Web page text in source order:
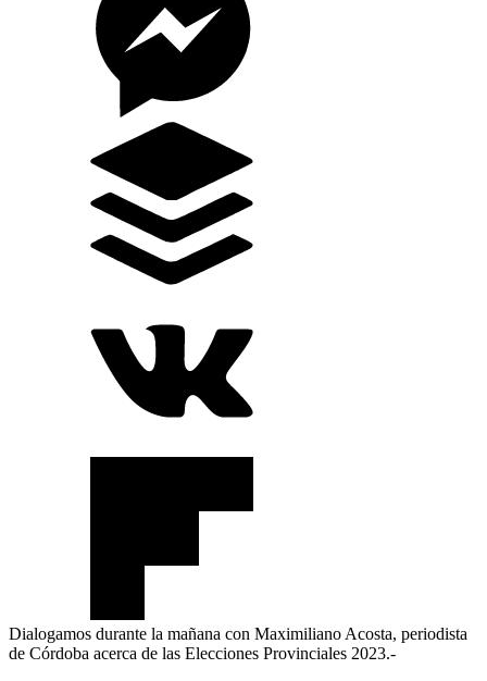
Dialogamos durante la mañana con Maximiliano Acosta, periodista
de Córdoba acerca de las Elecciones Provinciales 2023.-